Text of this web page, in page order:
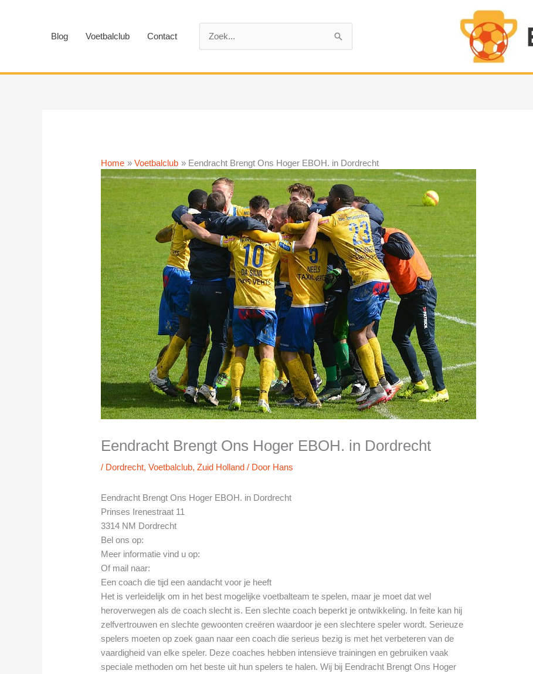
Blog Voetbalclub Contact
Home Voetbalclub Eendracht Brengt Ons Hoger EBOH. in Dordrecht
Eendracht Brengt Ons Hoger EBOH. in Dordrecht
/ Dordrecht,Voetbalclub,Zuid Holland / Door Hans
Eendracht Brengt Ons Hoger EBOH. in Dordrecht
Prinses Irenestraat 11
3314 NM Dordrecht
Bel ons op:
Meer informatie vind u op:
Of mail naar:
Een coach die tijd een aandacht voor je heeft
Het is verleidelijk om in het best mogelijke voetbalteam te spelen, maar je moet dat wel
heroverwegen als de coach slecht is. Een slechte coach beperkt je ontwikkeling. In feite kan hij
zelfvertrouwen en slechte gewoonten creëren waardoor je een slechtere speler wordt. Serieuze
spelers moeten op zoek gaan naar een coach die serieus bezig is met het verbeteren van de
vaardigheid van elke speler. Deze coaches hebben intensieve trainingen en gebruiken vaak
speciale methoden om het beste uit hun spelers te halen. Wij bij Eendracht Brengt Ons Hoger